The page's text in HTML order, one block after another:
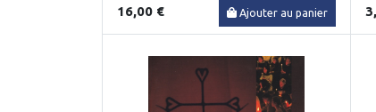
16,00 € Ajouter au panier